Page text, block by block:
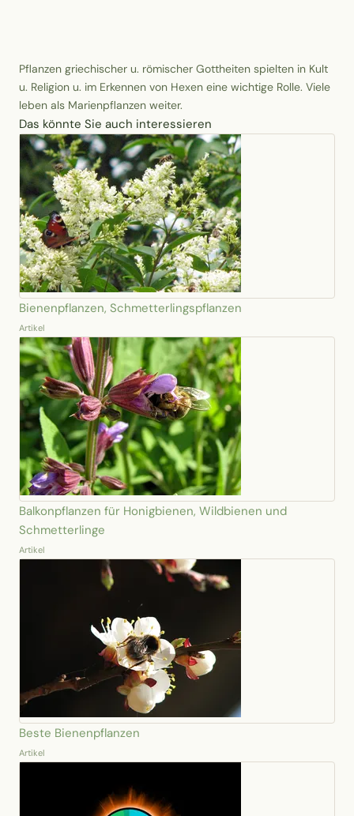
Pflanzen griechischer u. römischer Gottheiten spielten in Kult
u. Religion u. im Erkennen von Hexen eine wichtige Rolle. Viele
leben als Marienpflanzen weiter.
Das könnte Sie auch interessieren
Bienenpflanzen, Schmetterlingspflanzen
Artikel
Balkonpflanzen für Honigbienen, Wildbienen und
Schmetterlinge
Artikel
Beste Bienenpflanzen
Artikel